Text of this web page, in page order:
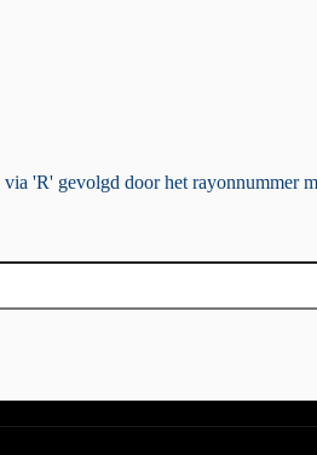
'R' gevolgd door het rayonnummer